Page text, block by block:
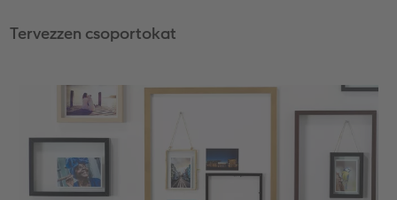
Tervezzen csoportokat